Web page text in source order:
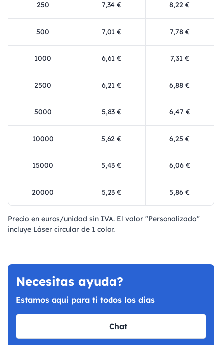
250 7,34 € 8,22 €
500 7,01 € 7,78 €
1000 6,61 € 7,31 €
2500 6,21 € 6,88 €
5000 5,83 € 6,47 €
10000 5,62 € 6,25 €
15000 5,43 € 6,06 €
20000 5,23 € 5,86 €
Precio en euros/unidad sin IVA. El valor "Personalizado"
incluye Láser circular de 1 color.
Necesitas ayuda?
Estamos aqui para ti todos los dias
Chat